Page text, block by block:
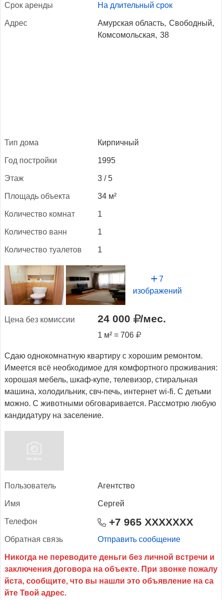
Срок арен­ды На длительный срок
Ад­рес Амурская область, Свободный,
Комсомольская, 38
Тип до­ма Кирпичный
Год пос­трой­ки 1995
Этаж 3 / 5
Пло­щадь объ­ек­та 34 м²
Ко­личес­тво ком­нат 1
Ко­личес­тво ванн 1
Ко­личес­тво ту­але­тов 1
7
изображений
Це­на без ко­мис­сии 24 000 /мес.
1 м² = 706
Сдаю однокомнатную квартиру с хорошим ремонтом.
Имеется всё необходимое для комфортного проживания:
хорошая мебель, шкаф-купе, телевизор, стиральная
машина, холодильник, свч-печь, интернет wi-fi. С детьми
можно. С животными обговаривается. Рассмотрю любую
кандидатуру на заселение.
Поль­зо­ватель Агентство
Имя Сергей
Те­лефон +7 965 XXXXXXX
Об­ратная связь Отправить сообщение